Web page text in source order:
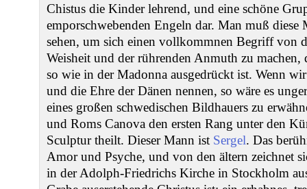
Chistus die Kinder lehrend, und eine schöne
emporschwebenden Engeln dar. Man muß diese
sehen, um sich einen vollkommnen Begriff von
Weisheit und der rührenden Anmuth zu
so wie in der Madonna ausgedrückt ist. Wenn
und die Ehre der Dänen nennen, so wäre es
eines großen schwedischen Bildhauers zu
und Roms Canova den ersten Rang unter den
Sculptur theilt. Dieser Mann ist Sergel. Das
Amor und Psyche, und von den ältern zeichnet
in der Adolph-Friedrichs Kirche in Stockholm